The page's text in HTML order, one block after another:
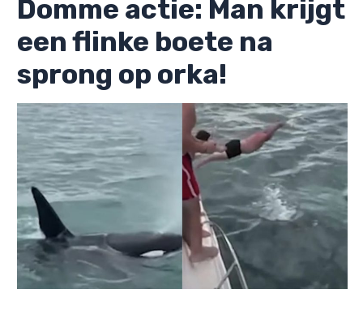
Domme actie: Man krijgt
een flinke boete na
sprong op orka!